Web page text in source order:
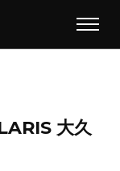
大久